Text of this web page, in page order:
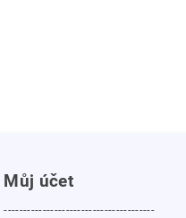
Můj účet
---------------------------------------